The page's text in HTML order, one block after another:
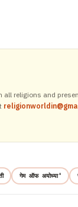
all religions and
गेम ऑफ अयोध्या'